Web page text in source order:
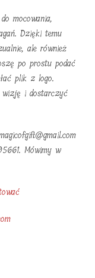
mocowania,
Dzięki temu
ale również
po prostu podać
plik z logo.
wizję i dostarczyć
Mówimy w